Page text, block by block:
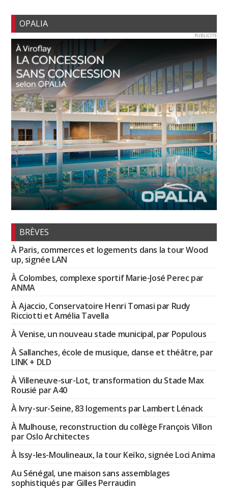
OPALIA
PUBLICITE
BRÈVES
À Paris, commerces et logements dans la tour Wood
up, signée LAN
À Colombes, complexe sportif Marie-José Perec par
ANMA
À Ajaccio, Conservatoire Henri Tomasi par Rudy
Ricciotti et Amélia Tavella
À Venise, un nouveau stade municipal, par Populous
À Sallanches, école de musique, danse et théâtre, par
LINK + DLD
À Villeneuve-sur-Lot, transformation du Stade Max
Rousié par A40
À Ivry-sur-Seine, 83 logements par Lambert Lénack
À Mulhouse, reconstruction du collège François Villon
par Oslo Architectes
À Issy-les-Moulineaux, la tour Keïko, signée Loci Anima
Au Sénégal, une maison sans assemblages
sophistiqués par Gilles Perraudin